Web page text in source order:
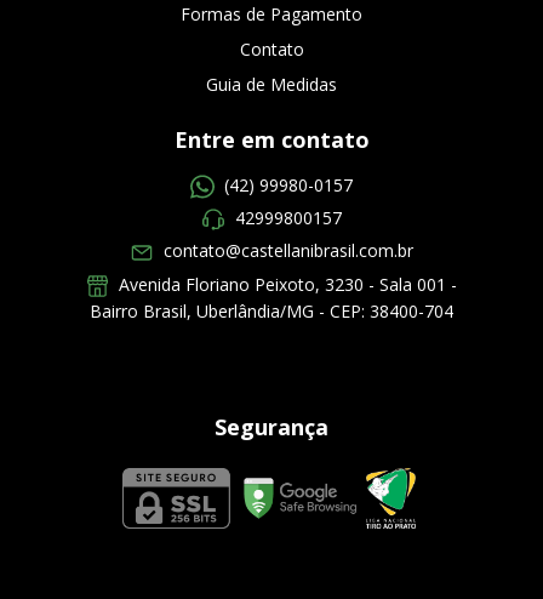
Formas de Pagamento
Contato
Guia de Medidas
Entre em contato
(42) 99980-0157
42999800157
contato@castellanibrasil.com.br
Avenida Floriano Peixoto, 3230 - Sala 001 -
Bairro Brasil, Uberlândia/MG - CEP: 38400-704
Segurança